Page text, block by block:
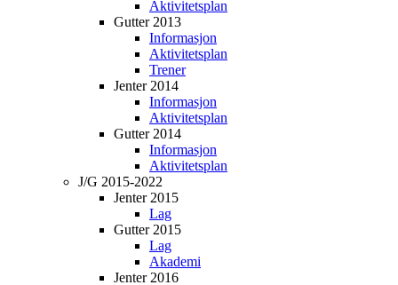
Aktivitetsplan
Gutter 2013
Informasjon
Aktivitetsplan
Trener
Jenter 2014
Informasjon
Aktivitetsplan
Gutter 2014
Informasjon
Aktivitetsplan
J/G 2015-2022
Jenter 2015
Lag
Gutter 2015
Lag
Akademi
Jenter 2016